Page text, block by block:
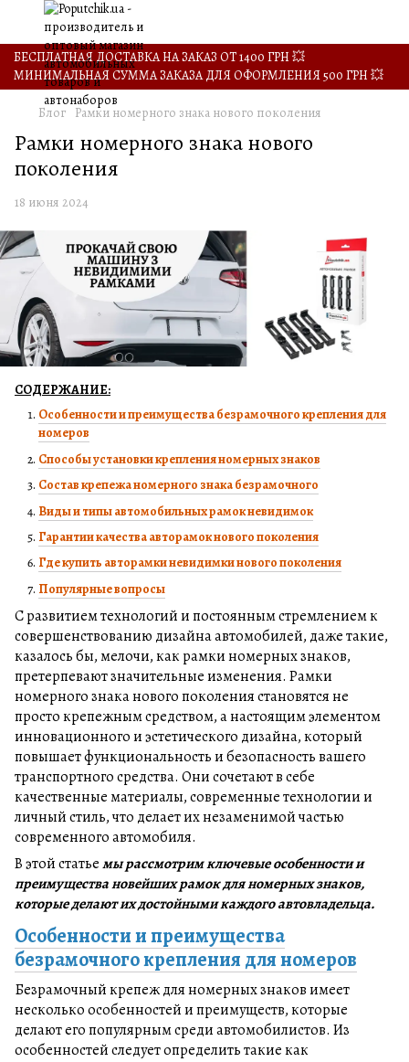
БЕСПЛАТНАЯ ДОСТАВКА НА ЗАКАЗ ОТ 1400 ГРН 💥
МИНИМАЛЬНАЯ СУММА ЗАКАЗА ДЛЯ ОФОРМЛЕНИЯ 500 ГРН 💥
Блог Рамки номерного знака нового поколения
Рамки номерного знака нового
поколения
18 июня 2024
СОДЕРЖАНИЕ:
Особенности и преимущества безрамочного крепления для
номеров
Способы установки крепления номерных знаков
Состав крепежа номерного знака безрамочного
Виды и типы автомобильных рамок невидимок
Гарантии качества авторамок нового поколения
Где купить авторамки невидимки нового поколения
Популярные вопросы
С развитием технологий и постоянным стремлением к
совершенствованию дизайна автомобилей, даже такие,
казалось бы, мелочи, как рамки номерных знаков,
претерпевают значительные изменения. Рамки
номерного знака нового поколения становятся не
просто крепежным средством, а настоящим элементом
инновационного и эстетического дизайна, который
повышает функциональность и безопасность вашего
транспортного средства. Они сочетают в себе
качественные материалы, современные технологии и
личный стиль, что делает их незаменимой частью
современного автомобиля.
В этой статьемы рассмотрим ключевые особенности и
преимущества новейших рамок для номерных знаков,
которые делают их достойными каждого автовладельца.
Особенности и преимущества
безрамочного крепления для номеров
Безрамочный крепеж для номерных знаков имеет
несколько особенностей и преимуществ, которые
делают его популярным среди автомобилистов. Из
особенностей следует определить такие как